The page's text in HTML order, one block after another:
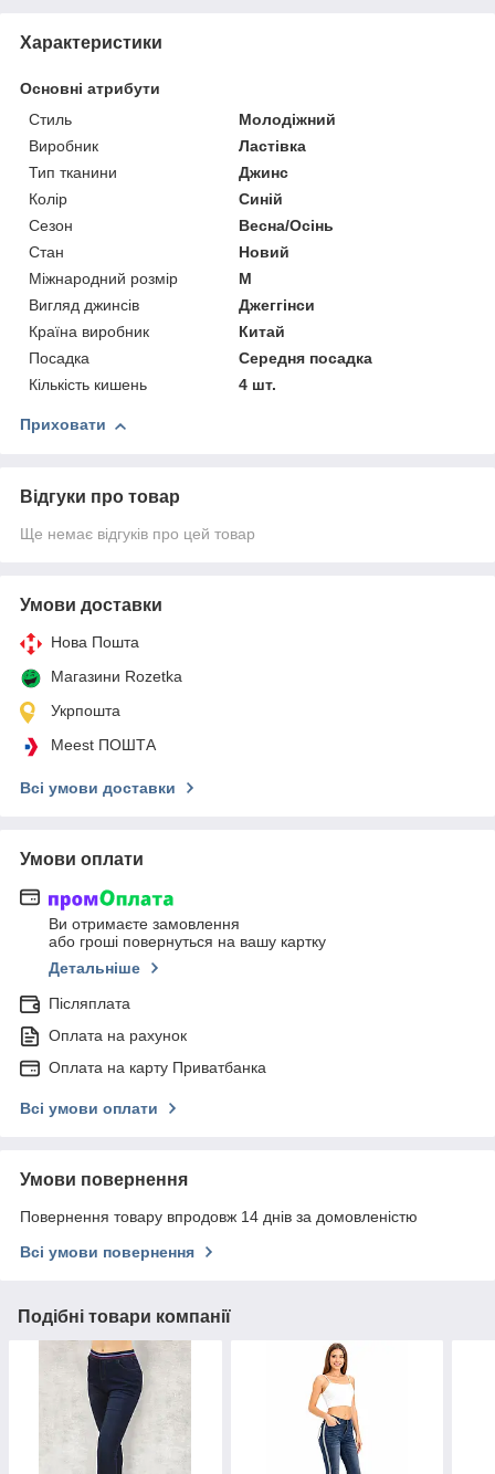
Характеристики
Основні атрибути
Стиль
Молодіжний
Виробник
Ластівка
Тип тканини
Джинс
Колір
Синій
Сезон
Весна/Осінь
Стан
Новий
Міжнародний розмір
M
Вигляд джинсів
Джеггінси
Країна виробник
Китай
Посадка
Середня посадка
Кількість кишень
4 шт.
Приховати
Відгуки про товар
Ще немає відгуків про цей товар
Умови доставки
Нова Пошта
Магазини Rozetka
Укрпошта
Meest ПОШТА
Всі умови доставки
Умови оплати
Ви отримаєте замовлення
або гроші повернуться на вашу картку
Детальніше
Післяплата
Оплата на рахунок
Оплата на карту Приватбанка
Всі умови оплати
Умови повернення
Повернення товару впродовж 14 днів за домовленістю
Всі умови повернення
Подібні товари компанії